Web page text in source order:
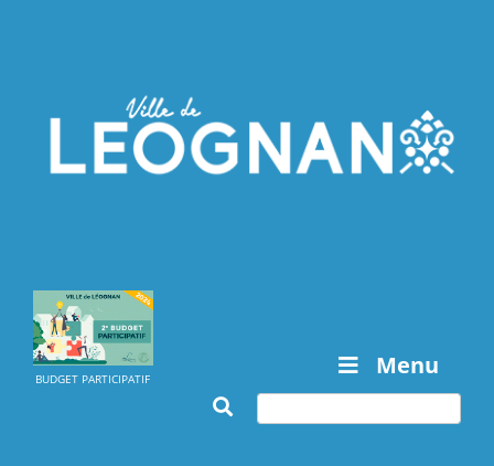
BUDGET PARTICIPATIF Menu